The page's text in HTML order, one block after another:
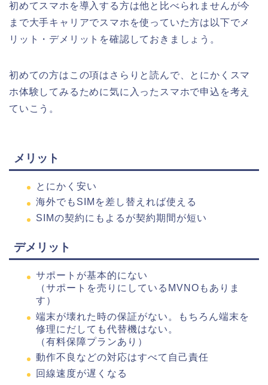
初めてスマホを導入する方は他と比べられませんが今
まで大手キャリアでスマホを使っていた方は以下でメ
リット・デメリットを確認しておきましょう。
初めての方はこの項はさらりと読んで、とにかくスマ
ホ体験してみるために気に入ったスマホで申込を考え
ていこう。
メリット
とにかく安い
海外でもSIMを差し替えれば使える
SIMの契約にもよるが契約期間が短い
デメリット
サポートが基本的にない
（サポートを売りにしているMVNOもありま
す）
端末が壊れた時の保証がない。もちろん端末を
修理にだしても代替機はない。
（有料保障プランあり）
動作不良などの対応はすべて自己責任
回線速度が遅くなる